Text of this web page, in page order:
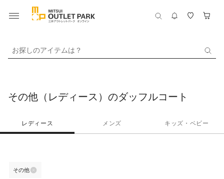
お探しのアイテムは？
その他（レディース）のダッフルコート
レディース メンズ キッズ・ベビー
その他